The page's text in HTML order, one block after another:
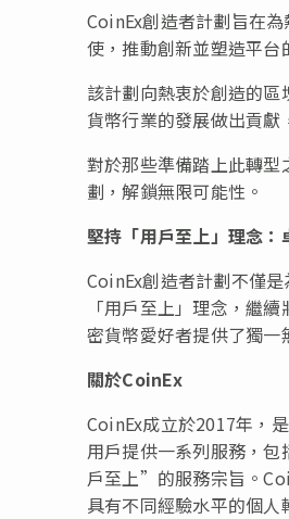
CoinEx創造者計劃旨在
使，推動創新並塑造平台
該計劃向熱衷於創造的
貨幣行業的發展做出貢獻
對於那些準備踏上此轉
劃，解鎖無限可能性。
堅持「用戶至上」理念：
CoinEx創造者計劃不僅
「用戶至上」理念，繼
密貨幣愛好者提供了獨一
關於CoinEx
CoinEx成立於2017年，
用戶提供一系列服務，
戶至上”的服務宗旨。
具有不同經驗水平的個人